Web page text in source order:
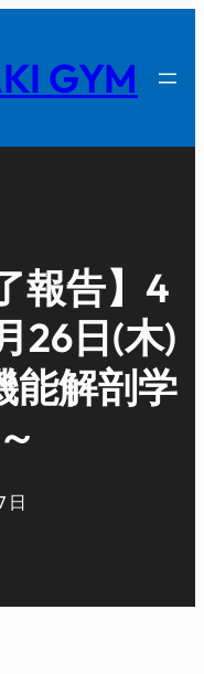
GYM
報告】4
26日(木)
能解剖学
日